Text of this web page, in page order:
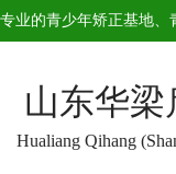
专业的青少年矫正基地、
山东华
Hualiang Qihang